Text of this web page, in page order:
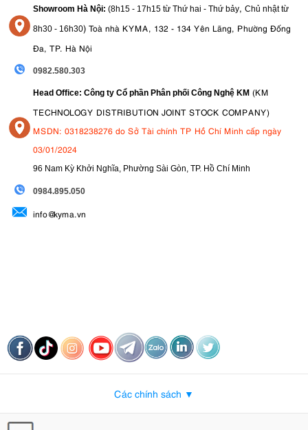
Showroom Hà Nội: (8h15 - 17h15 từ Thứ hai - Thứ bảy, Chủ nhật từ
8h30 - 16h30) Toà nhà KYMA, 132 - 134 Yên Lãng, Phường Đống
Đa, TP. Hà Nội
0982.580.303
Head Office: Công ty Cổ phần Phân phối Công Nghệ KM (KM
TECHNOLOGY DISTRIBUTION JOINT STOCK COMPANY)
MSDN: 0318238276 do Sở Tài chính TP Hồ Chí Minh cấp ngày
03/01/2024
96 Nam Kỳ Khởi Nghĩa, Phường Sài Gòn, TP. Hồ Chí Minh
0984.895.050
info@kyma.vn
Các chính sách ▼